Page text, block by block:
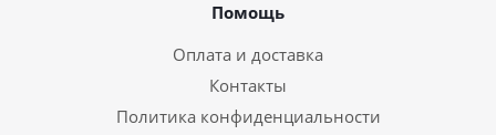
Помощь
Оплата и доставка
Контакты
Политика конфиденциальности